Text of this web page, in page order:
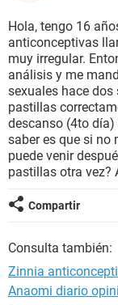
BIENESTAR
SEXUALIDAD
GLOSARIO
Hola, tengo 16
anticonceptivas
muy irregular.
análisis y me
sexuales hace
pastillas
descanso (4to
saber es que si no
puede venir
pastillas otra vez?
Compartir
Consulta también:
Zinnia
Anaomi diario